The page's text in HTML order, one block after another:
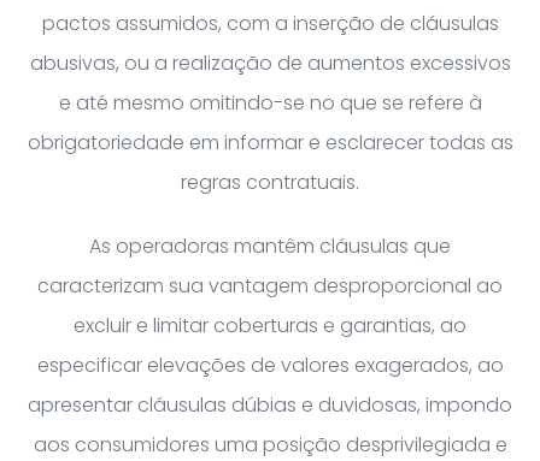
pactos assumidos, com a inserção de cláusulas
abusivas, ou a realização de aumentos excessivos
e até mesmo omitindo-se no que se refere à
obrigatoriedade em informar e esclarecer todas as
regras contratuais.
As operadoras mantêm cláusulas que
caracterizam sua vantagem desproporcional ao
excluir e limitar coberturas e garantias, ao
especificar elevações de valores exagerados, ao
apresentar cláusulas dúbias e duvidosas, impondo
aos consumidores uma posição desprivilegiada e